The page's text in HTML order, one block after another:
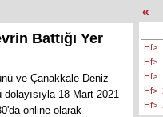
Battığı Yer
ve Çanakkale Deniz
18 Mart 2021
online olarak
«
Hf>
Hf>
Hf>
Hf>
Hf>